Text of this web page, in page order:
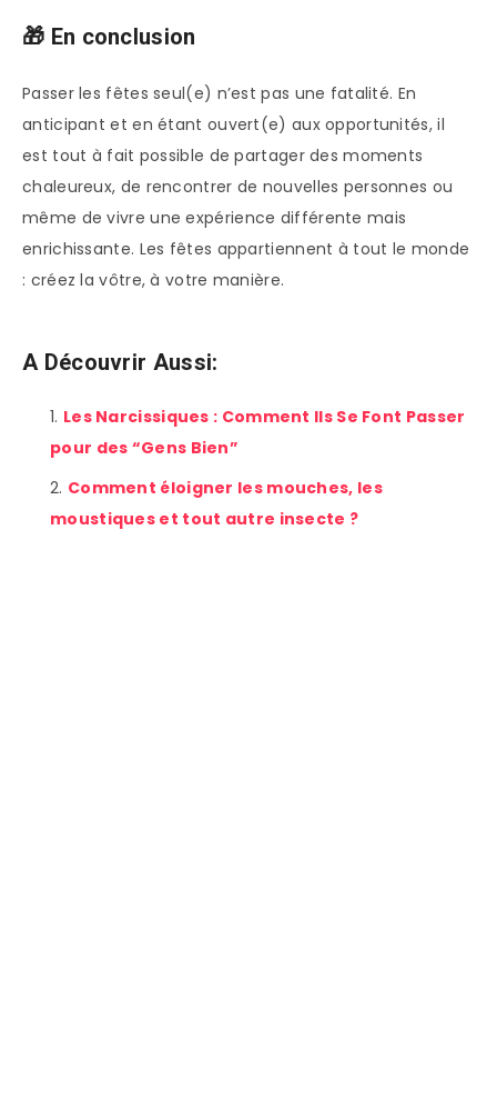
🎁 En conclusion
Passer les fêtes seul(e) n’est pas une fatalité. En
anticipant et en étant ouvert(e) aux opportunités, il
est tout à fait possible de partager des moments
chaleureux, de rencontrer de nouvelles personnes ou
même de vivre une expérience différente mais
enrichissante. Les fêtes appartiennent à tout le monde
: créez la vôtre, à votre manière.
A Découvrir Aussi:
Les Narcissiques : Comment Ils Se Font Passer
pour des “Gens Bien”
Comment éloigner les mouches, les
moustiques et tout autre insecte ?